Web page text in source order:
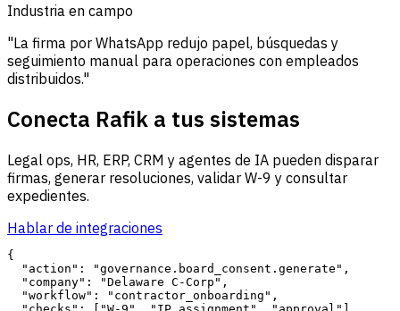
Industria en campo
"La firma por WhatsApp redujo papel, búsquedas y
seguimiento manual para operaciones con empleados
distribuidos."
Conecta Rafik a tus sistemas
Legal ops, HR, ERP, CRM y agentes de IA pueden disparar
firmas, generar resoluciones, validar W-9 y consultar
expedientes.
Hablar de integraciones
{
  "action": "governance.board_consent.generate",
  "company": "Delaware C-Corp",
  "workflow": "contractor_onboarding",